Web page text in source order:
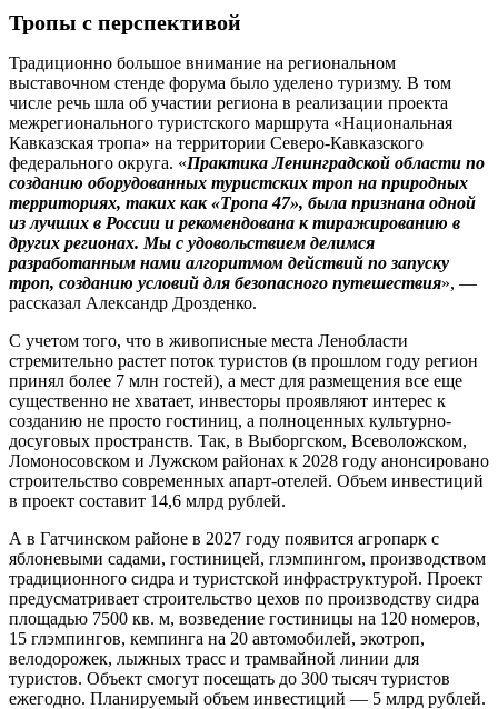
Тропы с перспективой
Традиционно большое внимание на региональном
выставочном стенде форума было уделено туризму. В том
числе речь шла об участии региона в реализации проекта
межрегионального туристского маршрута «Национальная
Кавказская тропа» на территории Северо-Кавказского
федерального округа. «Практика Ленинградской области по
созданию оборудованных туристских троп на природных
территориях, таких как «Тропа 47», была признана одной
из лучших в России и рекомендована к тиражированию в
других регионах. Мы с удовольствием делимся
разработанным нами алгоритмом действий по запуску
троп, созданию условий для безопасного путешествия», —
рассказал Александр Дрозденко.
С учетом того, что в живописные места Ленобласти
стремительно растет поток туристов (в прошлом году регион
принял более 7 млн гостей), а мест для размещения все еще
существенно не хватает, инвесторы проявляют интерес к
созданию не просто гостиниц, а полноценных культурно-
досуговых пространств. Так, в Выборгском, Всеволожском,
Ломоносовском и Лужском районах к 2028 году анонсировано
строительство современных апарт-отелей. Объем инвестиций
в проект составит 14,6 млрд рублей.
А в Гатчинском районе в 2027 году появится агропарк с
яблоневыми садами, гостиницей, глэмпингом, производством
традиционного сидра и туристской инфраструктурой. Проект
предусматривает строительство цехов по производству сидра
площадью 7500 кв. м, возведение гостиницы на 120 номеров,
15 глэмпингов, кемпинга на 20 автомобилей, экотроп,
велодорожек, лыжных трасс и трамвайной линии для
туристов. Объект смогут посещать до 300 тысяч туристов
ежегодно. Планируемый объем инвестиций — 5 млрд рублей.